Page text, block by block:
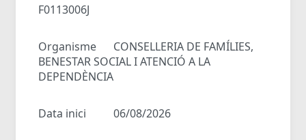
F0113006J
Organisme
CONSELLERIA DE FAMÍLIES,
BENESTAR SOCIAL I ATENCIÓ A LA
DEPENDÈNCIA
Data inici 06/08/2026